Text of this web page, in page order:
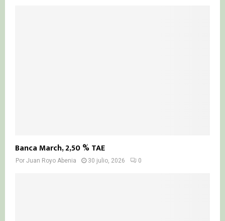
Banca March, 2,50 % TAE
Por Juan Royo Abenia 30 julio, 2026 0